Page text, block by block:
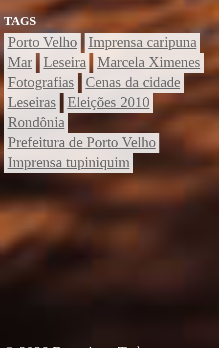
TAGS
Porto Velho
Imprensa caripuna
Mar
Leseira
Marcela Ximenes
Fotografias
Cenas da cidade
Leseiras
Eleições 2010
Rondônia
Prefeitura de Porto Velho
Imprensa tupiniquim